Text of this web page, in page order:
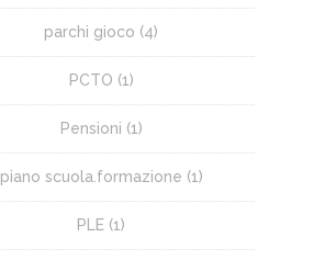
parchi gioco (4)
PCTO (1)
Pensioni (1)
piano scuola.formazione (1)
PLE (1)